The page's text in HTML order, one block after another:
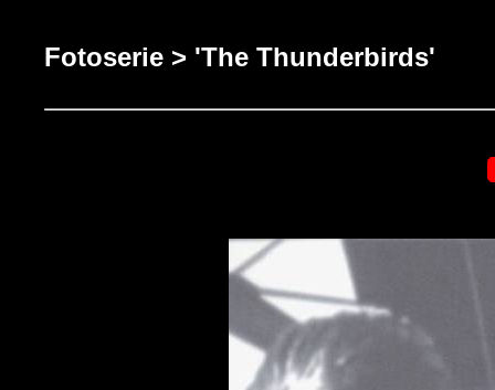
Fotoserie > 'The Thunderbirds'